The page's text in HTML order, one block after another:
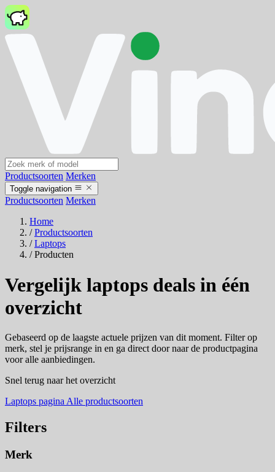
Productsoorten Merken
Toggle navigation
Productsoorten Merken
Home
/ Productsoorten
/ Laptops
/ Producten
Vergelijk laptops deals in één
overzicht
Gebaseerd op de laagste actuele prijzen van dit moment. Filter op
merk, stel je prijsrange in en ga direct door naar de productpagina
voor alle aanbiedingen.
Snel terug naar het overzicht
Laptops pagina Alle productsoorten
Filters
Merk